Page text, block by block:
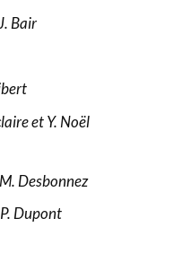
Bair
et Y. Noël
Desbonnez
P. Dupont